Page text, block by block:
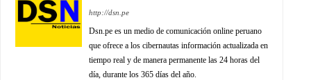
http://dsn.pe
Dsn.pe es un medio de comunicación online peruano
que ofrece a los cibernautas información actualizada en
tiempo real y de manera permanente las 24 horas del
día, durante los 365 días del año.